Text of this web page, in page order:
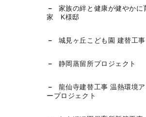
家族の絆と健康が健やかに
家 K様邸
城見ヶ丘こども園 建替工事
静岡蒸留所プロジェクト
龍仙寺建替工事 温熱環境
ープロジェクト